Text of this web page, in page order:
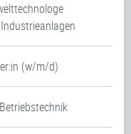
(w/m/d)